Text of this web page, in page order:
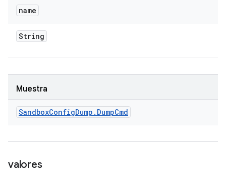
name
String
Muestra
SandboxConfigDump . DumpCmd
valores